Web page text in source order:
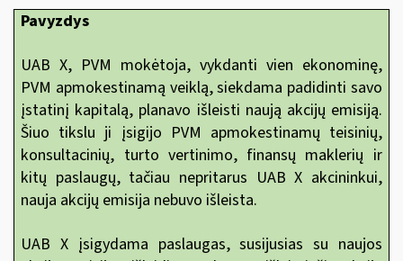
Pavyzdys
UAB X, PVM mokėtoja, vykdanti vien ekonominę,
PVM apmokestinamą veiklą, siekdama padidinti savo
įstatinį kapitalą, planavo išleisti naują akcijų emisiją.
Šiuo tikslu ji įsigijo PVM apmokestinamų teisinių,
konsultacinių, turto vertinimo, finansų maklerių ir
kitų paslaugų, tačiau nepritarus UAB X akcininkui,
nauja akcijų emisija nebuvo išleista.
UAB X įsigydama paslaugas, susijusias su naujos